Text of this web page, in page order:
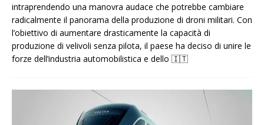
intraprendendo una manovra audace che potrebbe cambiare
radicalmente il panorama della produzione di droni militari. Con
l’obiettivo di aumentare drasticamente la capacità di
produzione di velivoli senza pilota, il paese ha deciso di unire le
forze dell’industria automobilistica e dello 🇮🇹